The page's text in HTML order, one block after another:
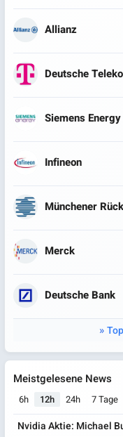
Allianz
Deutsche
Siemens Energy
Infineon
Münchener Rück
Merck
Deutsche Bank
Meistgelesene News
6h 12h 24h 7 Tage
Nvidia Aktie: Michael